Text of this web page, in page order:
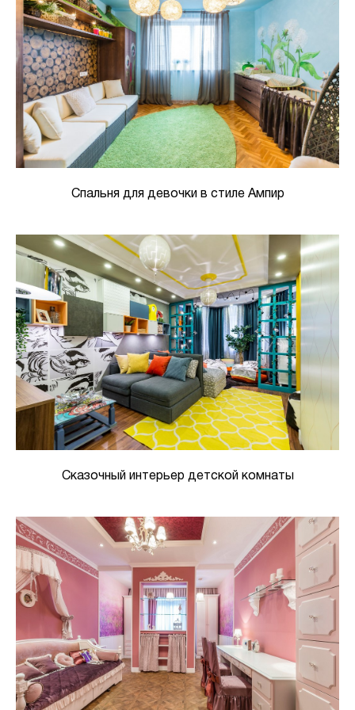
Спальня для девочки в стиле Ампир
Сказочный интерьер детской комнаты